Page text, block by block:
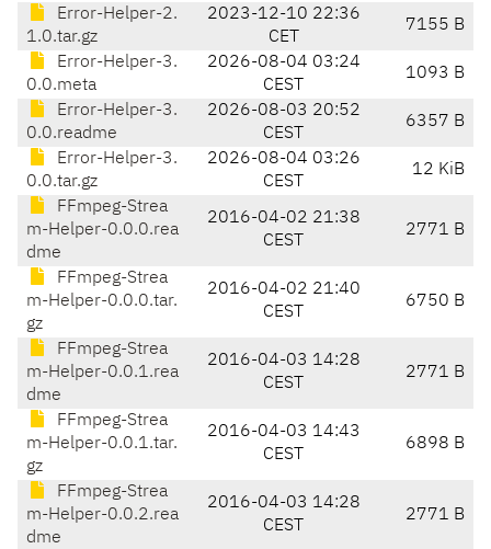
Error-Helper-2.
1.0.tar.gz
2023-12-10 22:36
CET
7155 B
Error-Helper-3.
0.0.meta
2026-08-04 03:24
CEST
1093 B
Error-Helper-3.
0.0.readme
2026-08-03 20:52
CEST
6357 B
Error-Helper-3.
0.0.tar.gz
2026-08-04 03:26
CEST
12 KiB
FFmpeg-Strea
m-Helper-0.0.0.rea
dme
2016-04-02 21:38
CEST
2771 B
FFmpeg-Strea
m-Helper-0.0.0.tar.
gz
2016-04-02 21:40
CEST
6750 B
FFmpeg-Strea
m-Helper-0.0.1.rea
dme
2016-04-03 14:28
CEST
2771 B
FFmpeg-Strea
m-Helper-0.0.1.tar.
gz
2016-04-03 14:43
CEST
6898 B
FFmpeg-Strea
m-Helper-0.0.2.rea
dme
2016-04-03 14:28
CEST
2771 B